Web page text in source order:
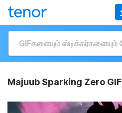
Majuub Sparking Zero GIF